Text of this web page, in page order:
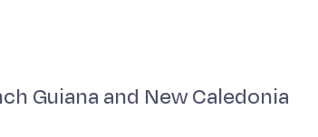
Guiana and New Caledonia